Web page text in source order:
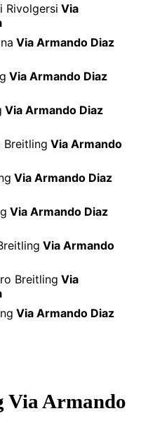
Rivolgersi Via
Via Armando Diaz
Via Armando Diaz
Via Armando Diaz
Breitling Via Armando
Via Armando Diaz
Via Armando Diaz
Via Armando
Breitling Via
Via Armando Diaz
Via Armando